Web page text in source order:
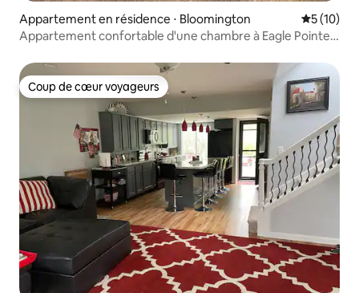
Appartement en résidence ⋅ Bloomington
5 (10)
Appartement confortable d'une chambre à Eagle Pointe,
Coup de cœur voyageurs
Coup de cœur voyageurs